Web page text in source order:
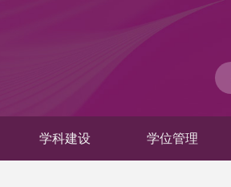
学科建设 学位管理